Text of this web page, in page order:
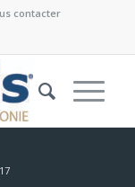
contacter